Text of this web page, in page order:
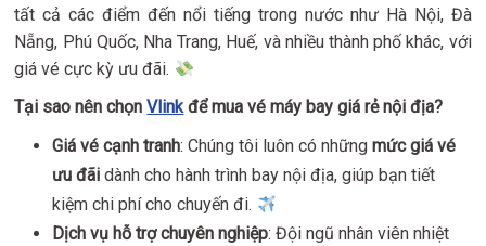
tất cả các điểm đến nổi tiếng trong nước như Hà Nội, Đà
Nẵng, Phú Quốc, Nha Trang, Huế, và nhiều thành phố khác, với
giá vé cực kỳ ưu đãi.
Tại sao nên chọnVlinkđể mua vé máy bay giá rẻ nội địa?
Giá vé cạnh tranh: Chúng tôi luôn có nhữngmức giá vé
ưu đãi dành cho hành trình bay nội địa, giúp bạn tiết
kiệm chi phí cho chuyến đi.
Dịch vụ hỗ trợ chuyên nghiệp: Đội ngũ nhân viên nhiệt